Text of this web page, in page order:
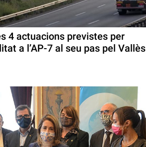
4 actuacions previstes per
a l’AP-7 al seu pas pel Vallès